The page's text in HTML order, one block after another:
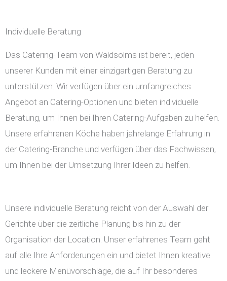
Individuelle Beratung
Das Catering-Team von Waldsolms ist bereit, jeden
unserer Kunden mit einer einzigartigen Beratung zu
unterstützen. Wir verfügen über ein umfangreiches
Angebot an Catering-Optionen und bieten individuelle
Beratung, um Ihnen bei Ihren Catering-Aufgaben zu helfen.
Unsere erfahrenen Köche haben jahrelange Erfahrung in
der Catering-Branche und verfügen über das Fachwissen,
um Ihnen bei der Umsetzung Ihrer Ideen zu helfen.
Unsere individuelle Beratung reicht von der Auswahl der
Gerichte über die zeitliche Planung bis hin zu der
Organisation der Location. Unser erfahrenes Team geht
auf alle Ihre Anforderungen ein und bietet Ihnen kreative
und leckere Menüvorschläge, die auf Ihr besonderes